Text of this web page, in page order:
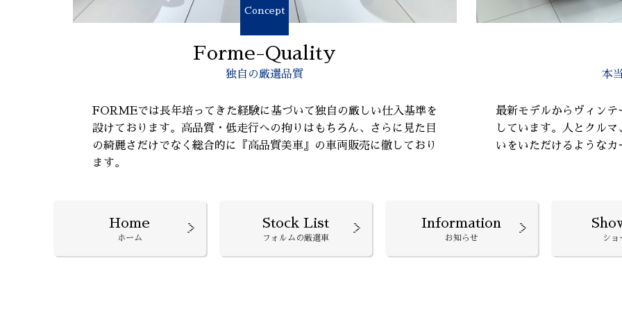
Concept
Forme-Quality
独自の厳選品質
FORMEでは長年培ってきた経験に基づいて独自の厳しい仕入基準を
設けております。高品質・低走行への拘りはもちろん、さらに見た目
の綺麗さだけでなく総合的に『高品質美車』の車両販売に徹しており
ます。
本
最新モデルからヴィン
しています。人とクル
いをいただけるようなカ
Home
ホーム
Stock List
フォルムの厳選車
Information
お知らせ ショ